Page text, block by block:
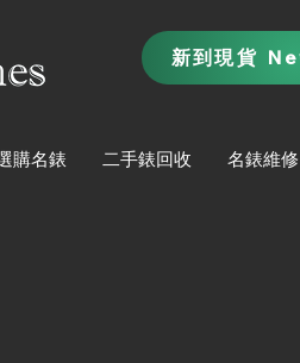
新到現貨
購名錶 二手錶回收 名錶維修